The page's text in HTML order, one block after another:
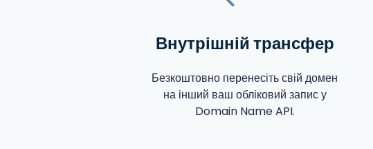
Внутрішній трансфер
Безкоштовно перенесіть свій домен
на інший ваш обліковий запис у
Domain Name API.